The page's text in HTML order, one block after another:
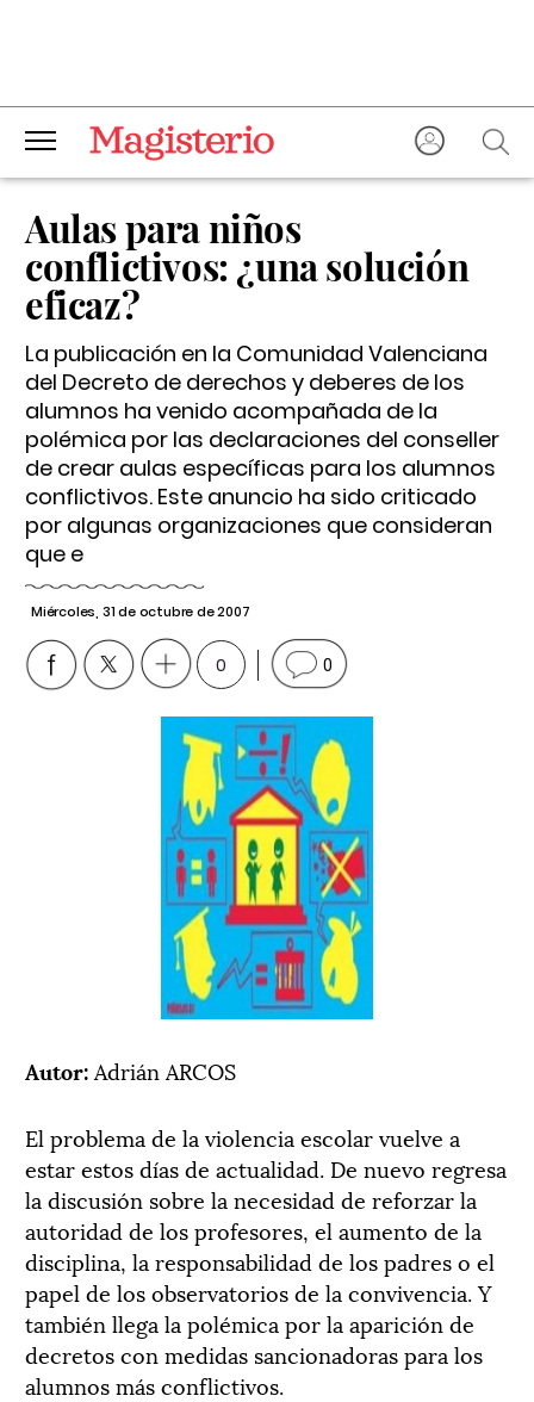
Aulas para niños
conflictivos: ¿una solución
eficaz?
La publicación en la Comunidad Valenciana
del Decreto de derechos y deberes de los
alumnos ha venido acompañada de la
polémica por las declaraciones del conseller
de crear aulas específicas para los alumnos
conflictivos. Este anuncio ha sido criticado
por algunas organizaciones que consideran
que e
Miércoles, 31 de octubre de 2007
0 0
Autor:Adrián ARCOS
El problema de la violencia escolar vuelve a
estar estos días de actualidad. De nuevo regresa
la discusión sobre la necesidad de reforzar la
autoridad de los profesores, el aumento de la
disciplina, la responsabilidad de los padres o el
papel de los observatorios de la convivencia. Y
también llega la polémica por la aparición de
decretos con medidas sancionadoras para los
alumnos más conflictivos.